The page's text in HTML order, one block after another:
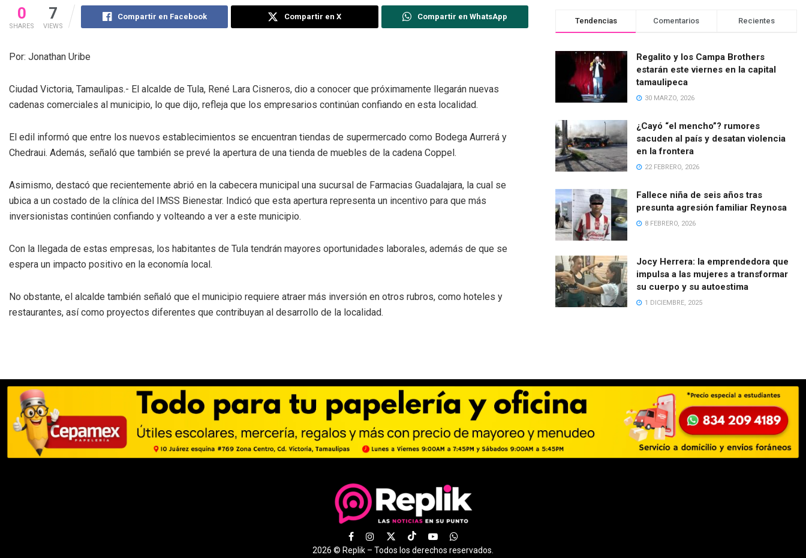
0
SHARES
7
VIEWS
Compartir en Facebook Compartir en X Compartir en WhatsApp
Por: Jonathan Uribe
Ciudad Victoria, Tamaulipas.- El alcalde de Tula, René Lara Cisneros, dio a conocer que próximamente llegarán nuevas
cadenas comerciales al municipio, lo que dijo, refleja que los empresarios continúan confiando en esta localidad.
El edil informó que entre los nuevos establecimientos se encuentran tiendas de supermercado como Bodega Aurrerá y
Chedraui. Además, señaló que también se prevé la apertura de una tienda de muebles de la cadena Coppel.
Asimismo, destacó que recientemente abrió en la cabecera municipal una sucursal de Farmacias Guadalajara, la cual se
ubica a un costado de la clínica del IMSS Bienestar. Indicó que esta apertura representa un incentivo para que más
inversionistas continúen confiando y volteando a ver a este municipio.
Con la llegada de estas empresas, los habitantes de Tula tendrán mayores oportunidades laborales, además de que se
espera un impacto positivo en la economía local.
No obstante, el alcalde también señaló que el municipio requiere atraer más inversión en otros rubros, como hoteles y
restaurantes, así como proyectos diferentes que contribuyan al desarrollo de la localidad.
Tendencias Comentarios Recientes
Regalito y los Campa Brothers
estarán este viernes en la capital
tamaulipeca
30 MARZO, 2026
¿Cayó “el mencho”? rumores
sacuden al país y desatan violencia
en la frontera
22 FEBRERO, 2026
Fallece niña de seis años tras
presunta agresión familiar Reynosa
8 FEBRERO, 2026
Jocy Herrera: la emprendedora que
impulsa a las mujeres a transformar
su cuerpo y su autoestima
1 DICIEMBRE, 2025
2026 © Replik – Todos los derechos reservados.